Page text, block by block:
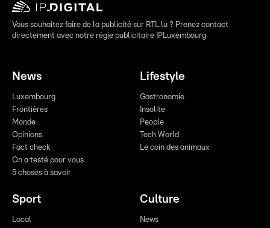
Vous souhaitez faire de la publicité sur RTL.lu ? Prenez contact
directement avec notre régie publicitaire IPLuxembourg
News
Luxembourg
Frontières
Monde
Opinions
Fact check
On a testé pour vous
5 choses à savoir
Lifestyle
Gastronomie
Insolite
People
Tech World
Le coin des animaux
Sport
Local
Culture
News